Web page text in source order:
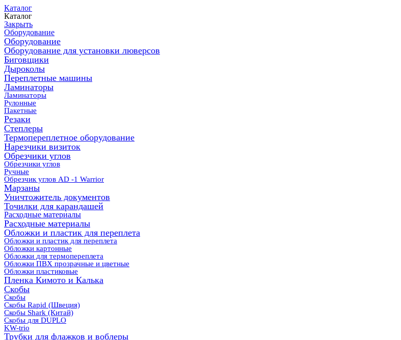
Каталог
Каталог
Закрыть
Оборудование
Оборудование
Оборудование для установки люверсов
Биговщики
Дыроколы
Переплетные машины
Ламинаторы
Ламинаторы
Рулонные
Пакетные
Резаки
Степлеры
Термопереплетное оборудование
Нарезчики визиток
Обрезчики углов
Обрезчики углов
Ручные
Обрезчик углов AD -1 Warrior
Марзаны
Уничтожитель документов
Точилки для карандашей
Расходные материалы
Расходные материалы
Обложки и пластик для переплета
Обложки и пластик для переплета
Обложки картонные
Обложки для термопереплета
Обложки ПВХ прозрачные и цветные
Обложки пластиковые
Пленка Кимото и Калька
Скобы
Скобы
Скобы Rapid (Швеция)
Скобы Shark (Китай)
Скобы для DUPLO
KW-trio
Трубки для флажков и воблеры